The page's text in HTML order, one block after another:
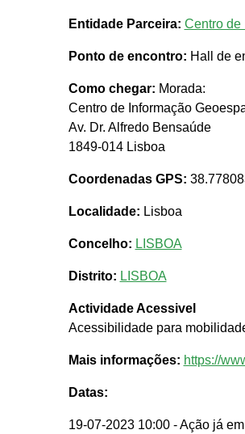
Entidade Parceira: Centro de
Ponto de encontro: Hall de
Como chegar: Morada:
Centro de Informação
Av. Dr. Alfredo Bensaúde
1849-014 Lisboa
Coordenadas GPS:
Localidade: Lisboa
Concelho: LISBOA
Distrito: LISBOA
Actividade Acessivel
Acessibilidade para
Mais informações: https://
Datas:
19-07-2023 10:00 - Ação já